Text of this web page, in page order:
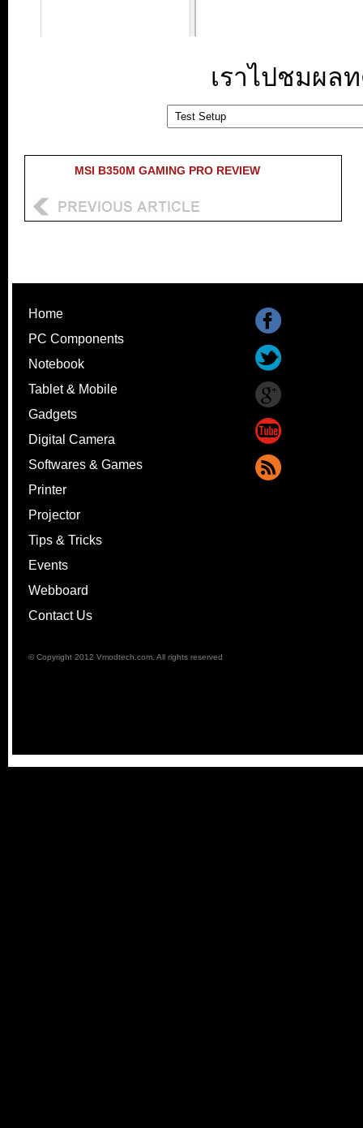
เราไปชมผล
MSI B350M GAMING PRO REVIEW
Home
PC Components
Notebook
Tablet & Mobile
Gadgets
Digital Camera
Softwares & Games
Printer
Projector
Tips & Tricks
Events
Webboard
Contact Us
© Copyright 2012 Vmodtech.com. All rights reserved